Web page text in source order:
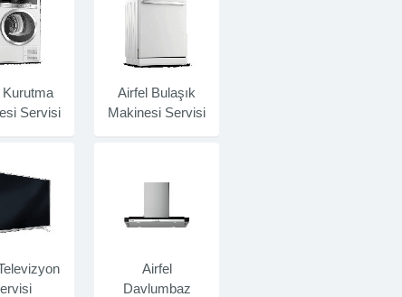
Kurutma
Servisi
Airfel Bulaşık
Makinesi Servisi
Airfel
Davlumbaz